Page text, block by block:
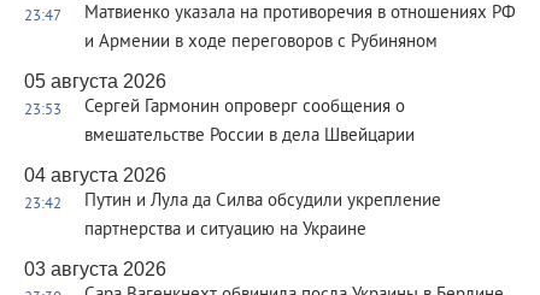
23:47
Матвиенко указала на противоречия в отношениях РФ
и Армении в ходе переговоров с Рубиняном
05 августа 2026
23:53
Сергей Гармонин опроверг сообщения о
вмешательстве России в дела Швейцарии
04 августа 2026
23:42
Путин и Лула да Силва обсудили укрепление
партнерства и ситуацию на Украине
03 августа 2026